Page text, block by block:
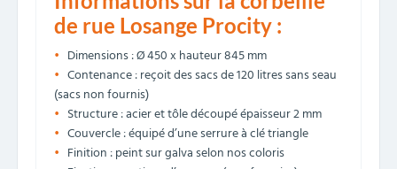
de rue Losange Procity :
Dimensions : Ø 450 x hauteur 845 mm
Contenance : reçoit des sacs de 120 litres sans seau
(sacs non fournis)
Structure : acier et tôle découpé épaisseur 2 mm
Couvercle : équipé d’une serrure à clé triangle
Finition : peint sur galva selon nos coloris